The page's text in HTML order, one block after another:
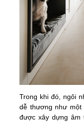
Trong khi đó, ngôi
dễ thương như một
được xây dựng âm